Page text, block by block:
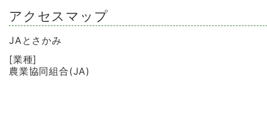
アクセスマップ
JAとさかみ
[業種]
農業協同組合(JA)